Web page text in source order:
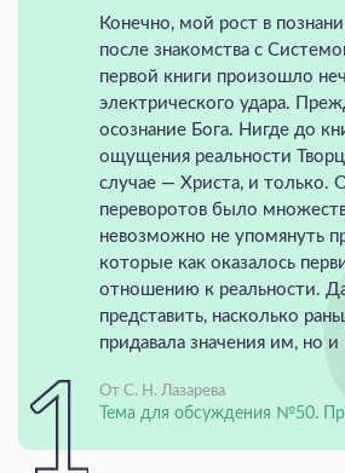
Конечно, мой рост в
после знакомства с
первой книги произошло
электрического удара.
осознание Бога. Нигде до
ощущения реальности
случае — Христа, и только.
переворотов было
невозможно не упомянуть
которые как оказалось
отношению к реальности.
представить, насколько
придавала значения им, но и
От С. Н. Лазарева
Тема для обсуждения №50.